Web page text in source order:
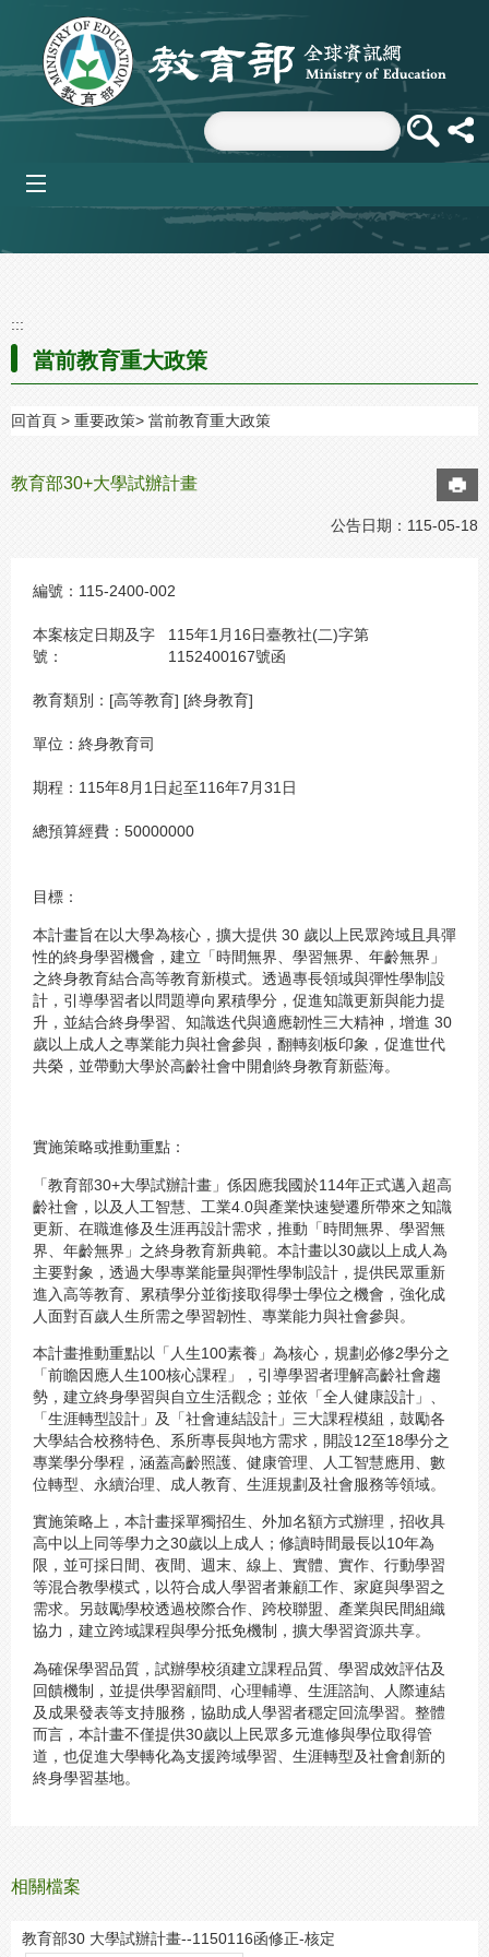
跳到主要內容區塊
:::
當前教育重大政策
回首頁 重要政策 當前教育重大政策
教育部30+大學試辦計畫
公告日期： 115-05-18
編號： 115-2400-002
本案核定日期及字
號：
115年1月16日臺教社(二)字第
1152400167號函
教育類別： [高等教育] [終身教育]
單位： 終身教育司
期程： 115年8月1日起至116年7月31日
總預算經費： 50000000
目標：
本計畫旨在以大學為核心，擴大提供 30 歲以上民眾跨域且具彈
性的終身學習機會，建立「時間無界、學習無界、年齡無界」
之終身教育結合高等教育新模式。透過專長領域與彈性學制設
計，引導學習者以問題導向累積學分，促進知識更新與能力提
升，並結合終身學習、知識迭代與適應韌性三大精神，增進 30
歲以上成人之專業能力與社會參與，翻轉刻板印象，促進世代
共榮，並帶動大學於高齡社會中開創終身教育新藍海。
實施策略或推動重點：
「教育部30+大學試辦計畫」係因應我國於114年正式邁入超高
齡社會，以及人工智慧、工業4.0與產業快速變遷所帶來之知識
更新、在職進修及生涯再設計需求，推動「時間無界、學習無
界、年齡無界」之終身教育新典範。本計畫以30歲以上成人為
主要對象，透過大學專業能量與彈性學制設計，提供民眾重新
進入高等教育、累積學分並銜接取得學士學位之機會，強化成
人面對百歲人生所需之學習韌性、專業能力與社會參與。
本計畫推動重點以「人生100素養」為核心，規劃必修2學分之
「前瞻因應人生100核心課程」，引導學習者理解高齡社會趨
勢，建立終身學習與自立生活觀念；並依「全人健康設計」、
「生涯轉型設計」及「社會連結設計」三大課程模組，鼓勵各
大學結合校務特色、系所專長與地方需求，開設12至18學分之
專業學分學程，涵蓋高齡照護、健康管理、人工智慧應用、數
位轉型、永續治理、成人教育、生涯規劃及社會服務等領域。
實施策略上，本計畫採單獨招生、外加名額方式辦理，招收具
高中以上同等學力之30歲以上成人；修讀時間最長以10年為
限，並可採日間、夜間、週末、線上、實體、實作、行動學習
等混合教學模式，以符合成人學習者兼顧工作、家庭與學習之
需求。另鼓勵學校透過校際合作、跨校聯盟、產業與民間組織
協力，建立跨域課程與學分抵免機制，擴大學習資源共享。
為確保學習品質，試辦學校須建立課程品質、學習成效評估及
回饋機制，並提供學習顧問、心理輔導、生涯諮詢、人際連結
及成果發表等支持服務，協助成人學習者穩定回流學習。整體
而言，本計畫不僅提供30歲以上民眾多元進修與學位取得管
道，也促進大學轉化為支援跨域學習、生涯轉型及社會創新的
終身學習基地。
相關檔案
教育部30 大學試辦計畫--1150116函修正-核定